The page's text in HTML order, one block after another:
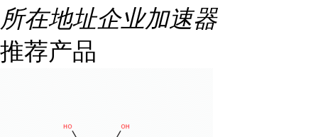
所在地址企业加速器
推荐产品